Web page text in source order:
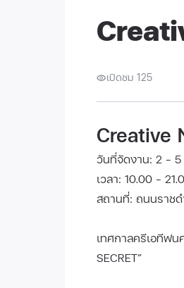
เปิดชม 125
Creative
วันที่จัดงาน: 2 -
เวลา: 10.00 -
สถานที่: ถนนราชด
เทศกาลครีเอทีฟ
SECRET”